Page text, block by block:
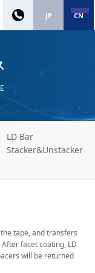
JP CN
LD Bar
Stacker&Unstacker
tape, and transfers
facet coating, LD
will be returned